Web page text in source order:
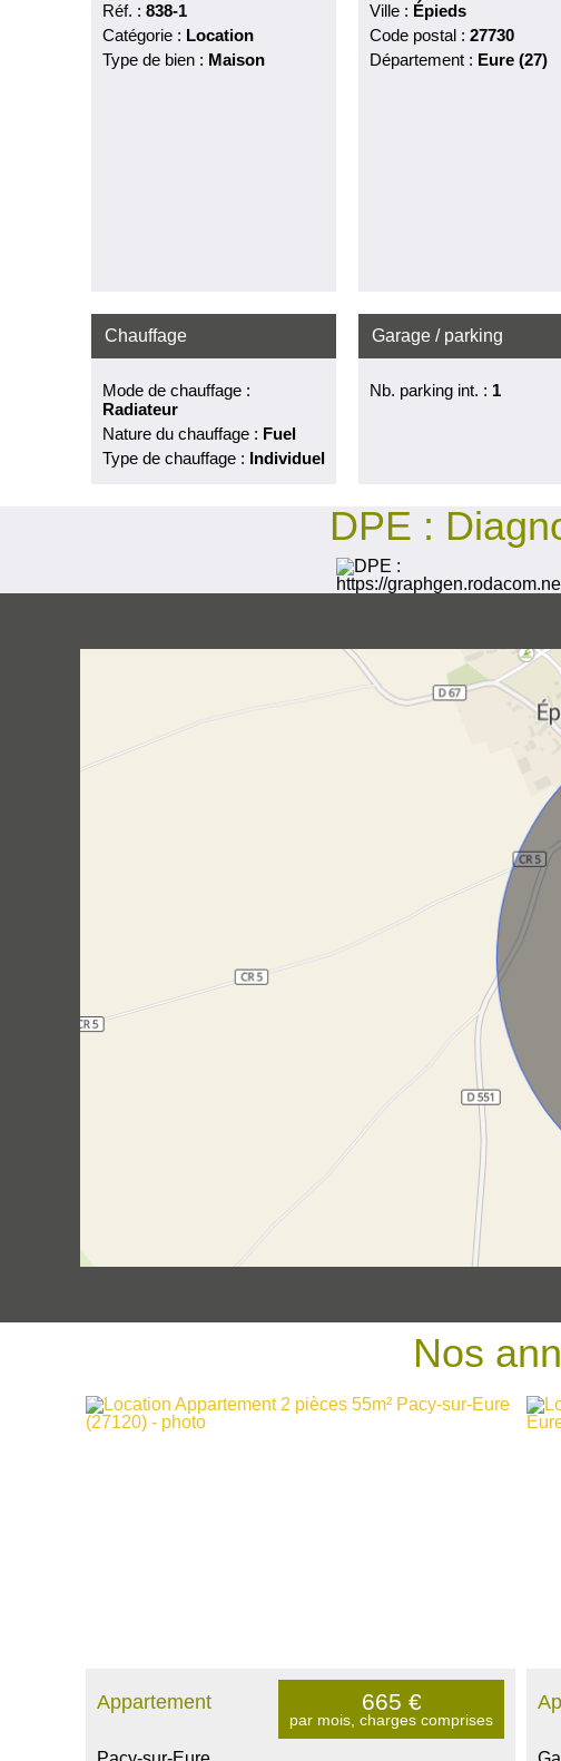
Réf. : 838-1
Catégorie : Location
Type de bien : Maison
Ville : Épieds
Code postal : 27730
Département : Eure (27)
Chauffage
Mode de chauffage :
Radiateur
Nature du chauffage : Fuel
Type de chauffage : Individuel
Garage / parking
Nb. parking int. : 1
DPE :
Nos
Appartement 665 €
par mois, charges comprises